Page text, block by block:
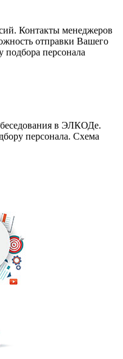
Контакты менеджеров
отправки Вашего
подбора персонала
в ЭЛКОДе.
персонала. Схема